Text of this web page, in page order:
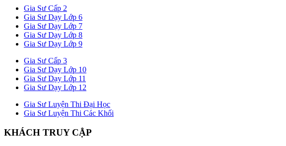
Gia Sư Cấp 2
Gia Sư Dạy Lớp 6
Gia Sư Dạy Lớp 7
Gia Sư Dạy Lớp 8
Gia Sư Dạy Lớp 9
Gia Sư Cấp 3
Gia Sư Dạy Lớp 10
Gia Sư Dạy Lớp 11
Gia Sư Dạy Lớp 12
Gia Sư Luyện Thi Đại Học
Gia Sư Luyện Thi Các Khối
KHÁCH TRUY CẬP